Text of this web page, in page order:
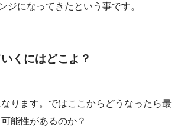
ジになってきたという事です。
くにはどこよ？
ります。ではここからどうなったら最
能性があるのか？